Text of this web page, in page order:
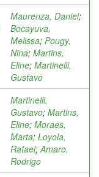
Maurenza, Daniel;
Bocayuva,
Melissa; Pougy,
Nina; Martins,
Eline; Martinelli,
Gustavo
Martinelli,
Gustavo; Martins,
Eline; Moraes,
Marta; Loyola,
Rafael;Amaro,
Rodrigo